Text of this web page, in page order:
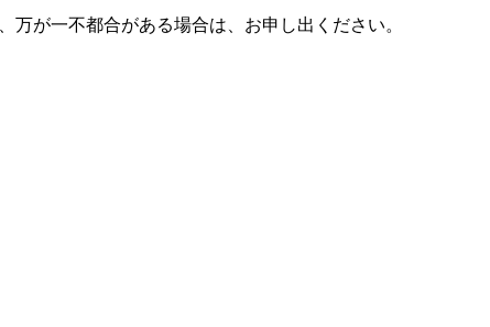
が一不都合がある場合は、お申し出ください。